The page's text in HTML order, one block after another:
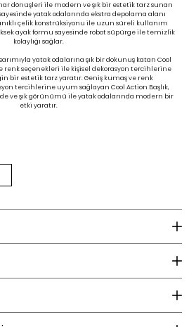
dönüşleri ile modern ve şık bir estetik tarz sunan
yatak odalarında ekstra depolama alanı
çelik konstrüksiyonu ile uzun süreli kullanım
ayak formu sayesinde robot süpürge ile temizlik
kolaylığı sağlar.
yatak odalarına şık bir dokunuş katan Cool
renk seçenekleri ile kişisel dekorasyon tercihlerine
bir estetik tarz yaratır. Geniş kumaş ve renk
tercihlerine uyum sağlayan Cool Action Başlık,
ve şık görünümü ile yatak odalarında modern bir
etki yaratır.
Metal İskelet + Yonga Levha
Antrasit